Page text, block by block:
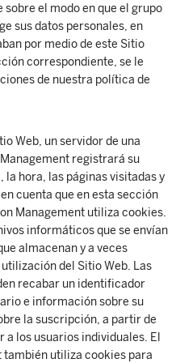
el modo en que el grupo
sus datos personales, en
por medio de este Sitio
correspondiente, se le
de nuestra política de
Web, un servidor de una
registrará su
hora, las páginas visitadas y
cuenta que en esta sección
Management utiliza cookies.
informáticos que se envían
almacenan y a veces
del Sitio Web. Las
recabar un identificador
e información sobre su
la suscripción, a partir de
los usuarios individuales. El
utiliza cookies para